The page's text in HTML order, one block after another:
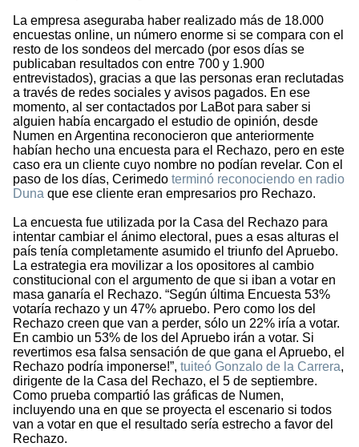
La empresa aseguraba haber realizado más de 18.000
encuestas online, un número enorme si se compara con el
resto de los sondeos del mercado (por esos días se
publicaban resultados con entre 700 y 1.900
entrevistados), gracias a que las personas eran reclutadas
a través de redes sociales y avisos pagados. En ese
momento, al ser contactados por LaBot para saber si
alguien había encargado el estudio de opinión, desde
Numen en Argentina reconocieron que anteriormente
habían hecho una encuesta para el Rechazo, pero en este
caso era un cliente cuyo nombre no podían revelar. Con el
paso de los días, Cerimedo terminó reconociendo en radio
Duna que ese cliente eran empresarios pro Rechazo.
La encuesta fue utilizada por la Casa del Rechazo para
intentar cambiar el ánimo electoral, pues a esas alturas el
país tenía completamente asumido el triunfo del Apruebo.
La estrategia era movilizar a los opositores al cambio
constitucional con el argumento de que si iban a votar en
masa ganaría el Rechazo. “Según última Encuesta 53%
votaría rechazo y un 47% apruebo. Pero como los del
Rechazo creen que van a perder, sólo un 22% iría a votar.
En cambio un 53% de los del Apruebo irán a votar. Si
revertimos esa falsa sensación de que gana el Apruebo, el
Rechazo podría imponerse!”, tuiteó Gonzalo de la Carrera,
dirigente de la Casa del Rechazo, el 5 de septiembre.
Como prueba compartió las gráficas de Numen,
incluyendo una en que se proyecta el escenario si todos
van a votar en que el resultado sería estrecho a favor del
Rechazo.